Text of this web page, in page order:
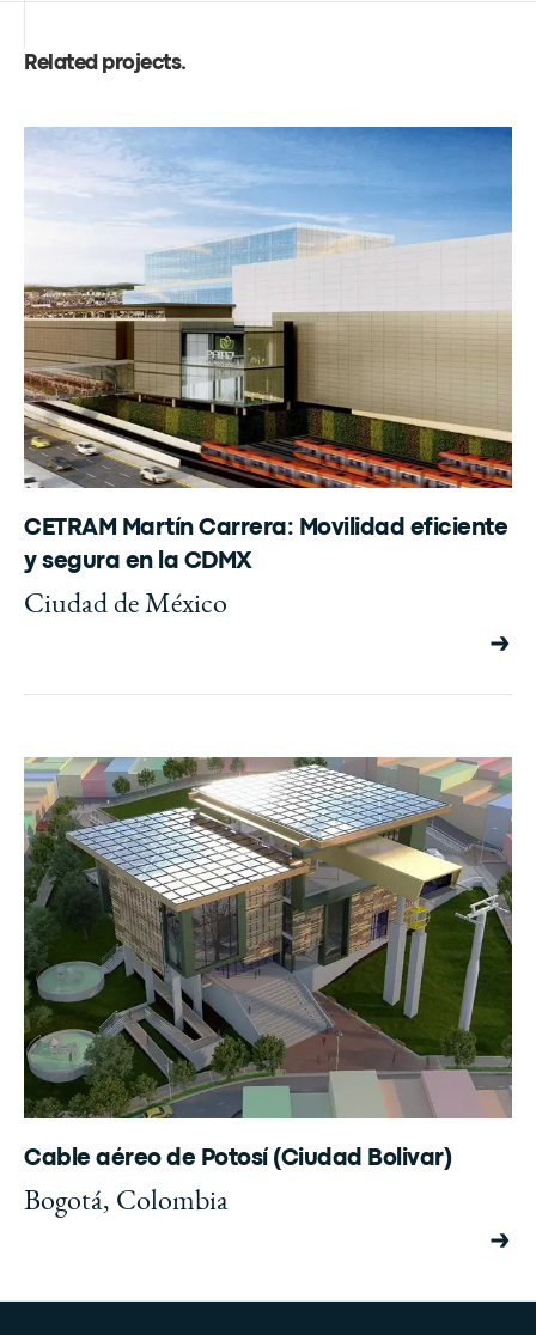
Related projects.
CETRAM Martín Carrera: Movilidad eficiente
y segura en la CDMX
Ciudad de México
Cable aéreo de Potosí (Ciudad Bolivar)
Bogotá, Colombia